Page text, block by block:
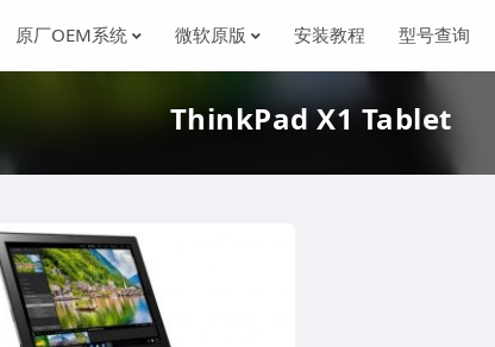
原厂OEM系统 微软原版 安装教程 型号查询
ThinkPad X1 Tablet